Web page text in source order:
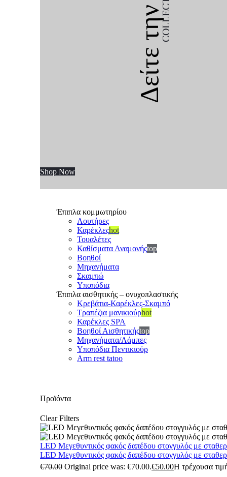
Δείτε την
Shop Now
Έπιπλα κομμωτηρίου
Λουτήρες
Καρέκλεςhot
Τουαλέτες
Καθίσματα Αναμονήςtop
Βοηθοί
Μηχανήματα
Σκαμπώ
Υποπόδια
Έπιπλα αισθητικής – ονυχοπλαστικής
Κρεβάτια-Καρέκλες-Σκαμπό
Τραπέζια μανικιούρhot
Καρέκλες SPA
Βοηθοί Αισθητικήςtop
Μηχανήματα/Λάμπες
Υποπόδια Πεντικιούρ
Arm rest tatoo
Προϊόντα
Clear Filters
LED Μεγεθυντικός φακός δαπέδου στογγυλός με
LED Μεγεθυντικός φακός δαπέδου στογγυλός με
€70.00 Original price was: €70.00.€50.00Η τρέχουσα